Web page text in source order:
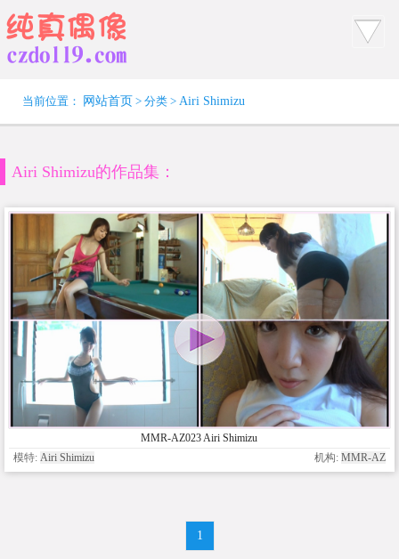
当前位置： 网站首页 > 分类 > Airi Shimizu
Airi Shimizu的作品集：
MMR-AZ023 Airi Shimizu
模特: Airi Shimizu 机构: MMR-AZ
1